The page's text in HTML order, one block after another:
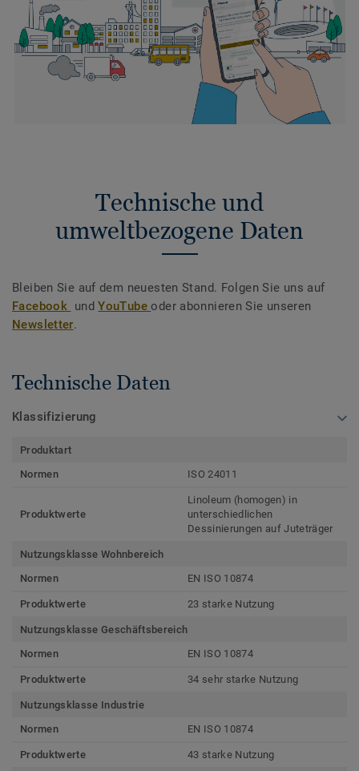
Technische und
umweltbezogene Daten
Bleiben Sie auf dem neuesten Stand. Folgen Sie uns auf
Facebook undYouTubeoder abonnieren Sie unseren
Newsletter.
Technische Daten
Klassifizierung
Produktart
Normen
ISO 24011
Produktwerte
Linoleum (homogen) in
unterschiedlichen
Dessinierungen auf Juteträger
Nutzungsklasse Wohnbereich
Normen
EN ISO 10874
Produktwerte 23 starke Nutzung
Nutzungsklasse Geschäftsbereich
Normen
EN ISO 10874
Produktwerte 34 sehr starke Nutzung
Nutzungsklasse Industrie
Normen
EN ISO 10874
Produktwerte 43 starke Nutzung